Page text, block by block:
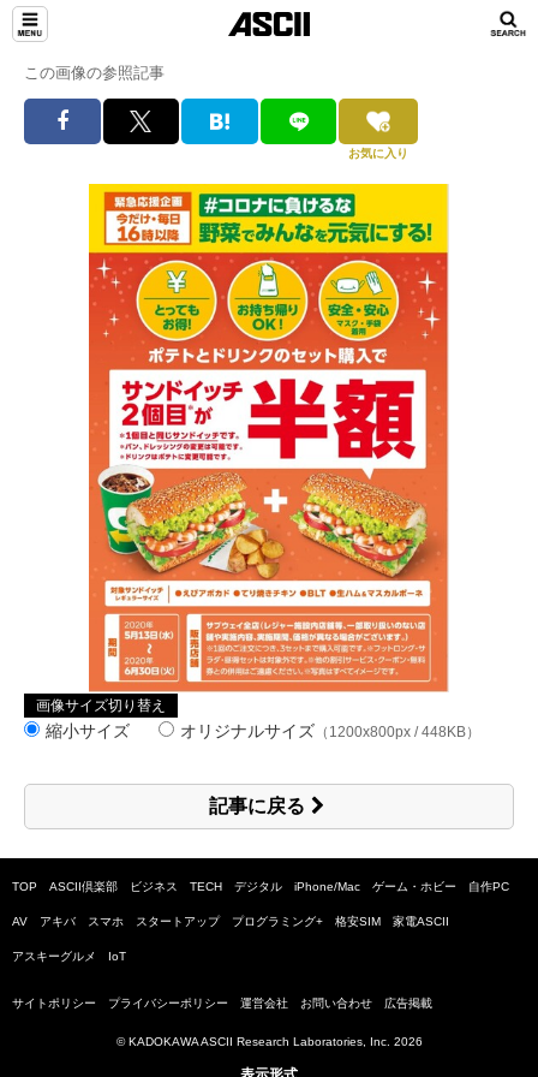
この画像の参照記事
お気に入り
画像サイズ切り替え
縮小サイズ オリジナルサイズ （1200x800px / 448KB）
記事に戻る
TOP ASCII倶楽部 ビジネス TECH デジタル iPhone/Mac ゲーム・ホビー 自作PC
AV アキバ スマホ スタートアップ プログラミング+ 格安SIM 家電ASCII
アスキーグルメ IoT
サイトポリシー プライバシーポリシー 運営会社 お問い合わせ 広告掲載
© KADOKAWA ASCII Research Laboratories, Inc. 2026